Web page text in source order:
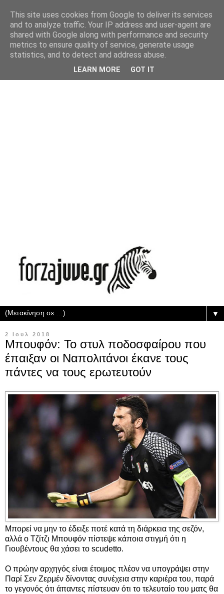
▼
2 Ιουλ 2018
Μπουφόν: Το στυλ ποδοσφαίρου που
έπαιξαν οι Ναπολιτάνοι έκανε τους
πάντες να τους ερωτευτούν
Μπορεί να μην το έδειξε ποτέ κατά τη διάρκεια της σεζόν,
αλλά ο Τζίτζι Μπουφόν πίστεψε κάποια στιγμή ότι η
Γιουβέντους θα χάσει το scudetto.
Ο πρώην αρχηγός είναι έτοιμος πλέον να υπογράψει στην
Παρί Σεν Ζερμέν δίνοντας συνέχεια στην καριέρα του, παρά
το γεγονός ότι άπαντες πίστευαν ότι το τελευταίο του ματς θα
This site uses cookies from Google to deliver its services
and to analyze traffic. Your IP address and user-agent are
shared with Google along with performance and security
metrics to ensure quality of service, generate usage
statistics, and to detect and address abuse.
LEARN MORE GOT IT